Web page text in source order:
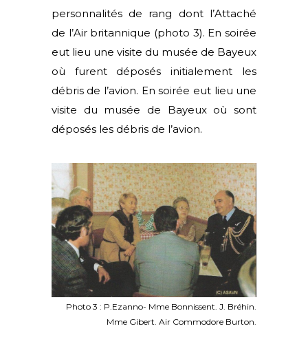
personnalités de rang dont l’Attaché
de l’Air britannique (photo 3). En soirée
eut lieu une visite du musée de Bayeux
où furent déposés initialement les
débris de l’avion. En soirée eut lieu une
visite du musée de Bayeux où sont
déposés les débris de l’avion.
Photo 3 : P.Ezanno- Mme Bonnissent. J. Bréhin.
Mme Gibert. Air Commodore Burton.